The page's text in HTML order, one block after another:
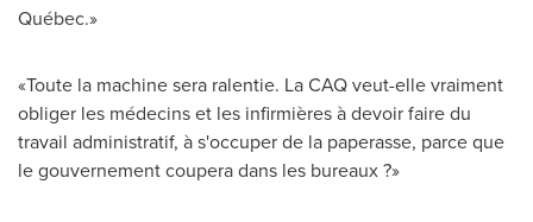
Québec.»
«Toute la machine sera ralentie. La CAQ veut-elle vraiment
obliger les médecins et les infirmières à devoir faire du
travail administratif, à s'occuper de la paperasse, parce que
le gouvernement coupera dans les bureaux ?»